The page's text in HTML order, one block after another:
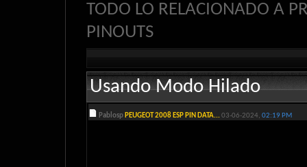
TODO LO RELACIONADO A
PINOUTS
Usando Modo Hilado
PablospPEUGEOT 2008 ESP PIN DATA...03-06-2024, 02:19 PM